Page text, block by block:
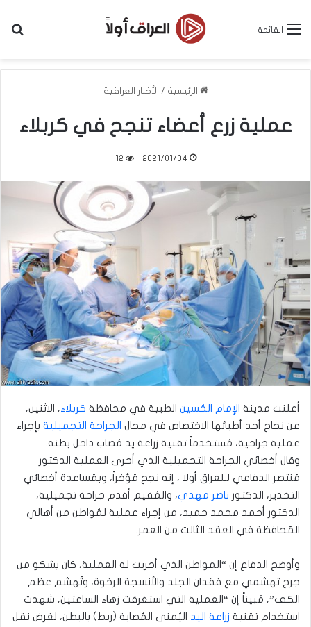
القائمة
الرئيسية / الأخبار العراقية
عملية زرع أعضاء تنجح في كربلاء
2021/01/04
12
أعلنت مدينة الإمام الحُسين الطبية في محافظة كربلاء، الاثنين،
عن نجاح أحد أطبائها الاختصاص في مجال الجراحة التجميلية بإجراء
عملية جراحية، مُستخدماً تقنية زراعة يد مُصاب داخل بطنه.
وقال أخصائي الجراحة التجميلية الذي أجرى العملية الدكتور
مُنتصر الدفاعي لـلعراق أولا ، إنه نجح مُؤخراً، وبمُساعدة أخصائي
التخدير، الدكتور ناصر مهدي، والمُقيم أقدم جراحة تجميلية،
الدكتور أحمد محمد حميد، من إجراء عملية لمُواطن من أهالي
المُحافظة في العقد الثالث من العمر.
وأوضح الدفاع إن “المواطن الذي أجريت له العملية، كان يشكو من
جرح تهشمي مع فقدان الجلد والأنسجة الرخوة، وتَهشم عظم
الكف”، مُبيناً إن “العملية التي استغرقت زهاء الساعتين، شهدت
استخدام تقنية زراعة اليد
اليُمنى المُصابة (ربط) بالبطن، لغرض نقل